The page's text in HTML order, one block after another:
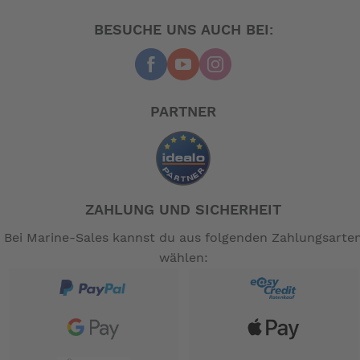
fachmännisch überarbeitet, um die Erwartungen erneut
• G Line. Das vielseitigste Fahrrad der Welt.
• Großes Fahrgefühl, kompakt in der Größe
• ein überall einsetzbares Fahrrad, das sich
• für die städtischen Abenteurer
• Nichts lässt sich so gut falten wie ein Brompton
Wir haben es probegefahren und können nur
bestätigen,das Brompton G Line fährt sich einfach
Packmaß.
Vorbau: klein , mittel oder groß möglich
BESUCHE UNS AUCH BEI:
PARTNER
ZAHLUNG UND SICHERHEIT
Bei Marine-Sales kannst du aus folgenden
wählen: